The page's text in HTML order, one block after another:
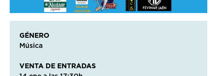
GÉNERO
Música
VENTA DE ENTRADAS